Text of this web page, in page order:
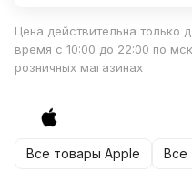
Цена действительна только
время с 10:00 до 22:00 по
розничных магазинах
Все товары Apple Все